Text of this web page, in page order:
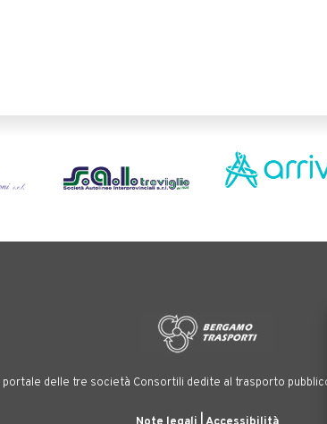
portale delle tre società Consortili dedite al trasporto